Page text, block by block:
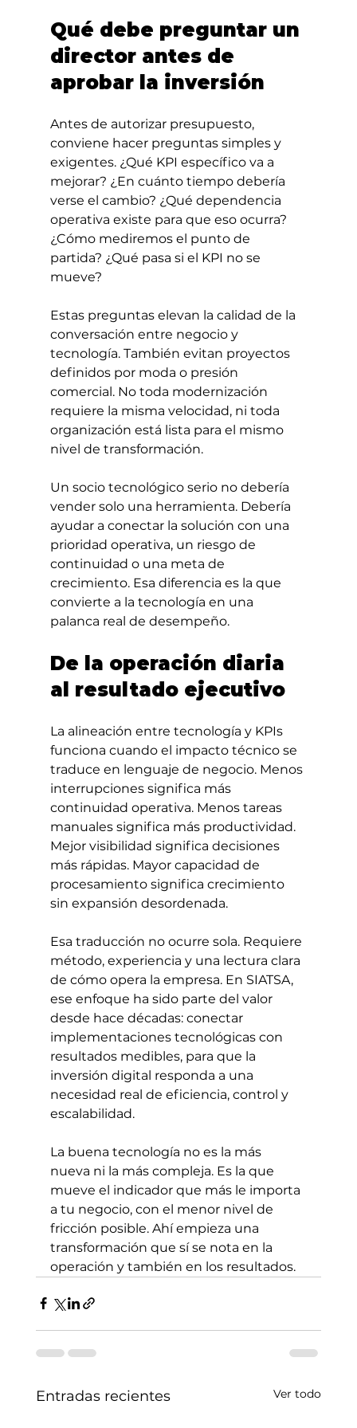
Qué debe preguntar un
director antes de
aprobar la inversión
Antes de autorizar presupuesto,
conviene hacer preguntas simples y
exigentes. ¿Qué KPI específico va a
mejorar? ¿En cuánto tiempo debería
verse el cambio? ¿Qué dependencia
operativa existe para que eso ocurra?
¿Cómo mediremos el punto de
partida? ¿Qué pasa si el KPI no se
mueve?
Estas preguntas elevan la calidad de la
conversación entre negocio y
tecnología. También evitan proyectos
definidos por moda o presión
comercial. No toda modernización
requiere la misma velocidad, ni toda
organización está lista para el mismo
nivel de transformación.
Un socio tecnológico serio no debería
vender solo una herramienta. Debería
ayudar a conectar la solución con una
prioridad operativa, un riesgo de
continuidad o una meta de
crecimiento. Esa diferencia es la que
convierte a la tecnología en una
palanca real de desempeño.
De la operación diaria
al resultado ejecutivo
La alineación entre tecnología y KPIs
funciona cuando el impacto técnico se
traduce en lenguaje de negocio. Menos
interrupciones significa más
continuidad operativa. Menos tareas
manuales significa más productividad.
Mejor visibilidad significa decisiones
más rápidas. Mayor capacidad de
procesamiento significa crecimiento
sin expansión desordenada.
Esa traducción no ocurre sola. Requiere
método, experiencia y una lectura clara
de cómo opera la empresa. En SIATSA,
ese enfoque ha sido parte del valor
desde hace décadas: conectar
implementaciones tecnológicas con
resultados medibles, para que la
inversión digital responda a una
necesidad real de eficiencia, control y
escalabilidad.
La buena tecnología no es la más
nueva ni la más compleja. Es la que
mueve el indicador que más le importa
a tu negocio, con el menor nivel de
fricción posible. Ahí empieza una
transformación que sí se nota en la
operación y también en los resultados.
Entradas recientes Ver todo